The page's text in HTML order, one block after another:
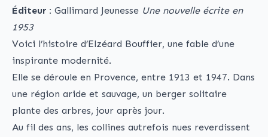
Éditeur : Gallimard Jeunesse Une nouvelle écrite en
1953
Voici l’histoire d’Elzéard Bouffier, une fable d’une
inspirante modernité.
Elle se déroule en Provence, entre 1913 et 1947. Dans
une région aride et sauvage, un berger solitaire
plante des arbres, jour après jour.
Au fil des ans, les collines autrefois nues reverdissent